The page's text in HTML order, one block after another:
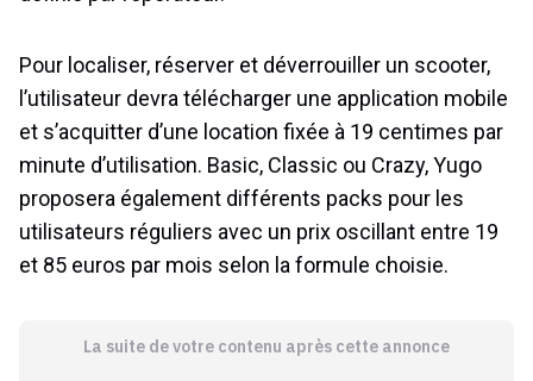
Pour localiser, réserver et déverrouiller un scooter,
l’utilisateur devra télécharger une application mobile
et s’acquitter d’une location fixée à 19 centimes par
minute d’utilisation. Basic, Classic ou Crazy, Yugo
proposera également différents packs pour les
utilisateurs réguliers avec un prix oscillant entre 19
et 85 euros par mois selon la formule choisie.
La suite de votre contenu après cette annonce